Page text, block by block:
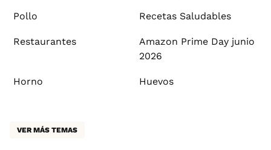
Pollo Recetas Saludables
Restaurantes
Amazon Prime Day junio
2026
Horno Huevos
VER MÁS TEMAS